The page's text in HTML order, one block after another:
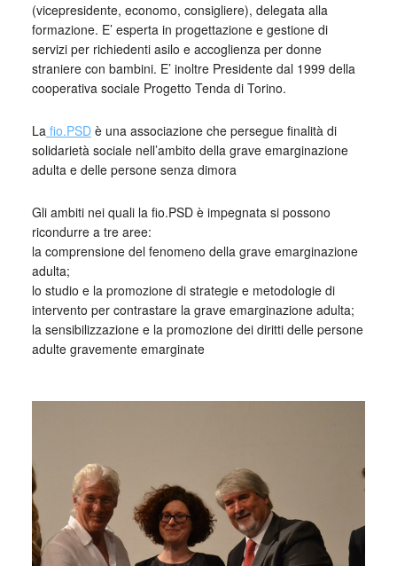
(vicepresidente, economo, consigliere), delegata alla
formazione. E’ esperta in progettazione e gestione di
servizi per richiedenti asilo e accoglienza per donne
straniere con bambini. E’ inoltre Presidente dal 1999 della
cooperativa sociale Progetto Tenda di Torino.
Lafio.PSDè una associazione che persegue finalità di
solidarietà sociale nell’ambito della grave emarginazione
adulta e delle persone senza dimora
Gli ambiti nei quali la fio.PSD è impegnata si possono
ricondurre a tre aree:
la comprensione del fenomeno della grave emarginazione
adulta;
lo studio e la promozione di strategie e metodologie di
intervento per contrastare la grave emarginazione adulta;
la sensibilizzazione e la promozione dei diritti delle persone
adulte gravemente emarginate